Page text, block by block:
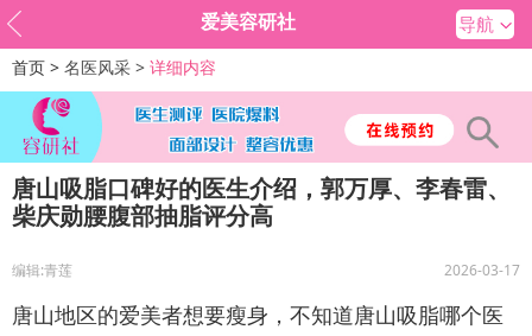
爱美容研社 导航
首页 > 名医风采 > 详细内容
唐山吸脂口碑好的医生介绍，郭万厚、李春雷、
柴庆勋腰腹部抽脂评分高
编辑:青莲 2026-03-17
唐山地区的爱美者想要瘦身，不知道唐山吸脂哪个医